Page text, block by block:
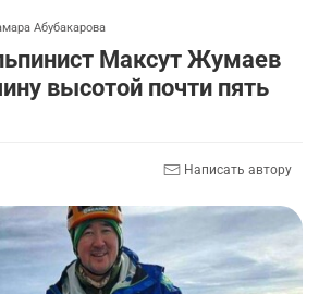
Абубакарова
Максут Жумаев
высотой почти пять
Написать автору